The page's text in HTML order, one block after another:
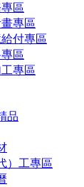
區
專區
付專區
區
專區
品
）工專區